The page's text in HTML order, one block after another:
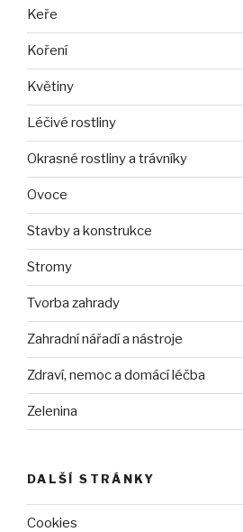
Keře
Koření
Květiny
Léčivé rostliny
Okrasné rostliny a trávníky
Ovoce
Stavby a konstrukce
Stromy
Tvorba zahrady
Zahradní nářadí a nástroje
Zdraví, nemoc a domácí léčba
Zelenina
DALŠÍ STRÁNKY
Cookies